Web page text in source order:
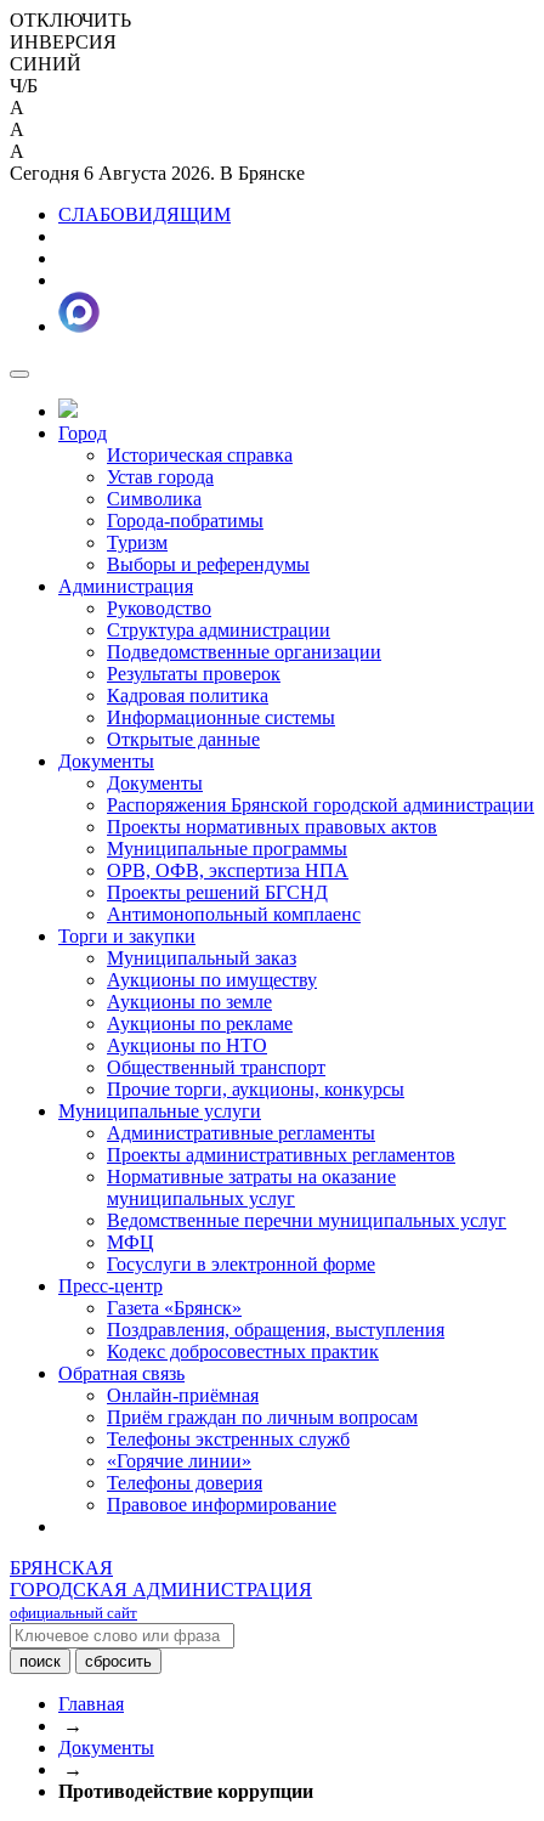
ОТКЛЮЧИТЬ
ИНВЕРСИЯ
СИНИЙ
Ч/Б
A
A
A
Сегодня 6 Августа 2026. В Брянске
СЛАБОВИДЯЩИМ
Город
Историческая справка
Устав города
Символика
Города-побратимы
Туризм
Выборы и референдумы
Администрация
Руководство
Структура администрации
Подведомственные организации
Результаты проверок
Кадровая политика
Информационные системы
Открытые данные
Документы
Документы
Распоряжения Брянской городской администрации
Проекты нормативных правовых актов
Муниципальные программы
ОРВ, ОФВ, экспертиза НПА
Проекты решений БГСНД
Антимонопольный комплаенс
Торги и закупки
Муниципальный заказ
Аукционы по имуществу
Аукционы по земле
Аукционы по рекламе
Аукционы по НТО
Общественный транспорт
Прочие торги, аукционы, конкурсы
Муниципальные услуги
Административные регламенты
Проекты административных регламентов
Нормативные затраты на оказание
муниципальных услуг
Ведомственные перечни муниципальных услуг
МФЦ
Госуслуги в электронной форме
Пресс-центр
Газета «Брянск»
Поздравления, обращения, выступления
Кодекс добросовестных практик
Обратная связь
Онлайн-приёмная
Приём граждан по личным вопросам
Телефоны экстренных служб
«Горячие линии»
Телефоны доверия
Правовое информирование
БРЯНСКАЯ
ГОРОДСКАЯ АДМИНИСТРАЦИЯ
официальный сайт
Главная
→
Документы
→
Противодействие коррупции